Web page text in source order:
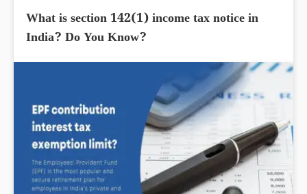
What is section 142(1) income tax notice in
India? Do You Know?